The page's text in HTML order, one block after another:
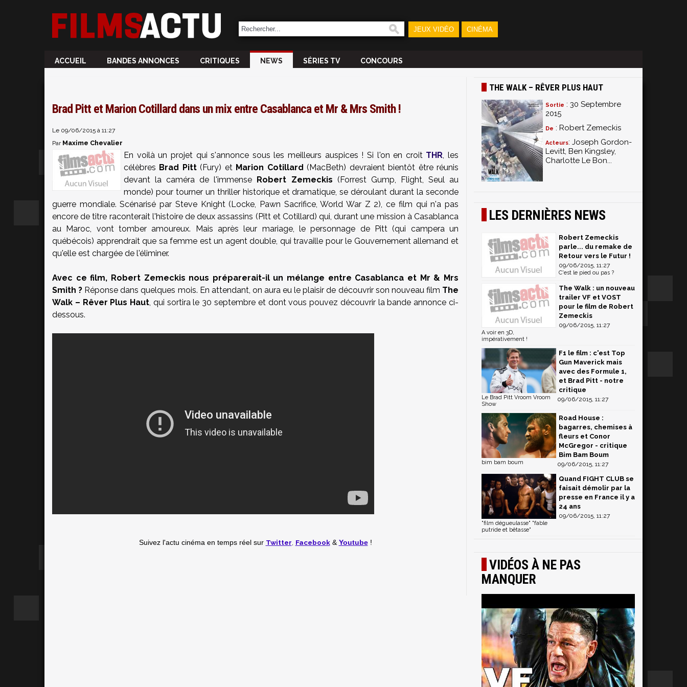
JEUX VIDÉO CINÉMA
ACCUEIL BANDES ANNONCES CRITIQUES NEWS SÉRIES TV CONCOURS
Brad Pitt et Marion Cotillard dans un mix entre Casablanca et Mr & Mrs Smith !
Le 09/06/2015 à 11:27
Par Maxime Chevalier
En voilà un projet qui s'annonce sous les meilleurs auspices ! Si l'on en croit THR, les
célèbres Brad Pitt(Fury) etMarion Cotillard (MacBeth) devraient bientôt être réunis
devant la caméra de l'immense Robert Zemeckis (Forrest Gump, Flight, Seul au
monde) pour tourner un thriller historique et dramatique, se déroulant durant la seconde
guerre mondiale. Scénarisé par Steve Knight (Locke, Pawn Sacrifice, World War Z 2), ce film qui n'a pas
encore de titre raconterait l'histoire de deux assassins (Pitt et Cotillard) qui, durant une mission à Casablanca
au Maroc, vont tomber amoureux. Mais après leur mariage, le personnage de Pitt (qui campera un
québécois) apprendrait que sa femme est un agent double, qui travaille pour le Gouvernement allemand et
qu'elle est chargée de l'éliminer.
Avec ce film, Robert Zemeckis nous préparerait-il un mélange entre Casablanca et Mr & Mrs
Smith ? Réponse dans quelques mois. En attendant, on aura eu le plaisir de découvrir son nouveau film The
Walk – Rêver Plus Haut, qui sortira le 30 septembre et dont vous pouvez découvrir la bande annonce ci-
dessous.
Suivez l'actu cinéma en temps réel sur Twitter Facebook& Youtube!
THE WALK – RÊVER PLUS HAUT
Sortie : 30 Septembre
2015
De : Robert Zemeckis
Acteurs: Joseph Gordon-
Levitt, Ben Kingsley,
Charlotte Le Bon...
LES DERNIÈRES NEWS
Robert Zemeckis
parle... du remake de
Retour vers le Futur !
09/06/2015, 11:27
C'est le pied ou pas ?
The Walk : un nouveau
trailer VF et VOST
pour le film de Robert
Zemeckis
09/06/2015, 11:27
A voir en 3D,
impérativement !
F1 le film : c'est Top
Gun Maverick mais
avec des Formule 1,
et Brad Pitt - notre
critique
09/06/2015, 11:27
Le Brad Pitt Vroom Vroom
Show
Road House :
bagarres, chemises à
fleurs et Conor
McGregor - critique
Bim Bam Boum
09/06/2015, 11:27
bim bam boum
Quand FIGHT CLUB se
faisait démolir par la
presse en France il y a
24 ans
09/06/2015, 11:27
"film dégueulasse" "fable
putride et bêtasse"
VIDÉOS À NE PAS
MANQUER